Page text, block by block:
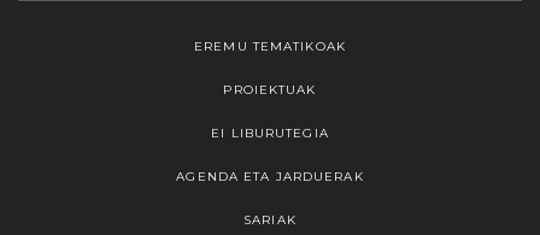
EREMU TEMATIKOAK
PROIEKTUAK
EI LIBURUTEGIA
AGENDA ETA JARDUERAK
SARIAK